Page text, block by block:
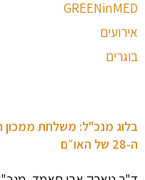
GREENinMED
אירועים
בוגרים
בלוג מנכ"ל: משלחת ממכון
ה-28 של האו״ם